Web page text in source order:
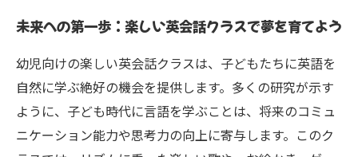
未来への第一歩：楽しい英会話クラスで夢を育てよう
幼児向けの楽しい英会話クラスは、子どもたちに英語を
自然に学ぶ絶好の機会を提供します。多くの研究が示す
ように、子ども時代に言語を学ぶことは、将来のコミュ
ニケーション能力や思考力の向上に寄与します。このク